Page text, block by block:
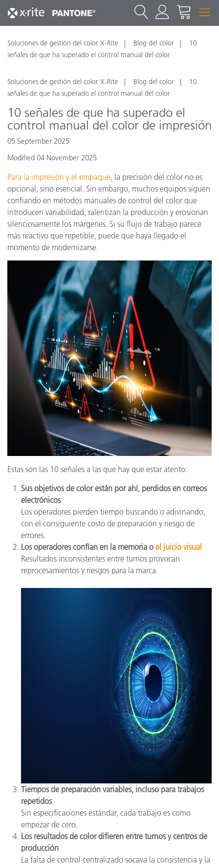
Soluciones de gestión del color X-Rite Blog del color
10
señales de que ha superado el control manual del color
Soluciones de gestión del color X-Rite Blog del color
10
señales de que ha superado el control manual del color
10 señales de que ha superado el
control manual del color de impresión
05 September 2025
Modified 04 November 2025
Para la impresión y el empaque, la precisión del color no es
opcional, sino esencial. Sin embargo, muchos equipos siguen
confiando en métodos manuales de control del color que
introducen variabilidad, ralentizan la producción y erosionan
silenciosamente los márgenes. Si su flujo de trabajo parece
más reactivo que repetible, puede que haya llegado el
momento de modernizarse.
Estas son las 10 señales a las que hay que estar atento:
Sus objetivos de color están por ahí, perdidos en correos
electrónicos
Los operadores pierden tiempo buscando o adivinando,
con el consiguiente costo de preparación y riesgo de
errores.
Los operadores confían en la memoria o el juicio visual
Resultados inconsistentes entre turnos provocan
reprocesamientos y riesgos para la marca.
Tiempos de preparación variables, incluso para trabajos
repetidos
Sin especificaciones estándar, cada trabajo es como
empezar de cero.
Los resultados de color difieren entre turnos y centros de
producción
La falta de control centralizado socava la consistencia y la